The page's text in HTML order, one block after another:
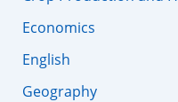
Economics
English
Geography